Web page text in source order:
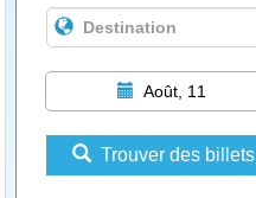
Août, 11
Trouver des billets